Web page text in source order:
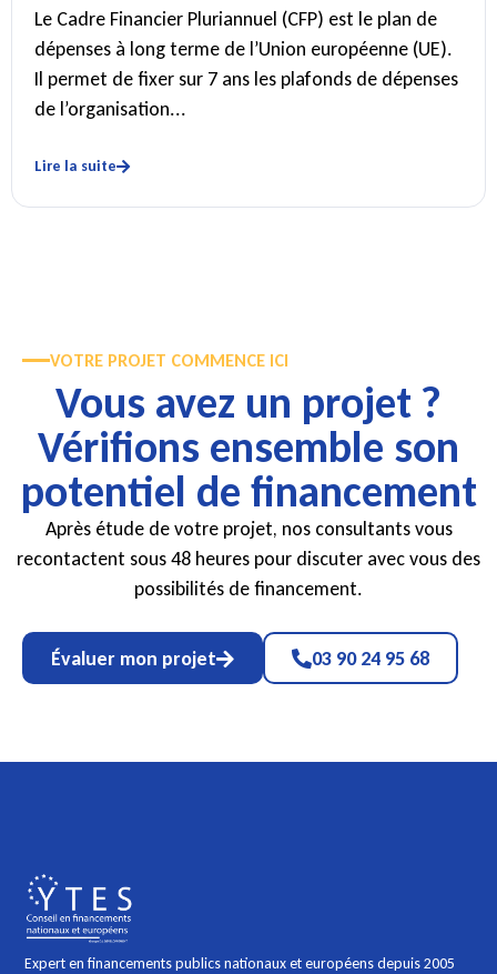
Le Cadre Financier Pluriannuel (CFP) est le plan de
dépenses à long terme de l’Union européenne (UE).
Il permet de fixer sur 7 ans les plafonds de dépenses
de l’organisation...
Lire la suite
VOTRE PROJET COMMENCE ICI
Vous avez un projet ?
Vérifions ensemble son
potentiel de financement
Après étude de votre projet, nos consultants vous
recontactent sous 48 heures pour discuter avec vous des
possibilités de financement.
Évaluer mon projet 03 90 24 95 68
Expert en financements publics nationaux et européens depuis 2005